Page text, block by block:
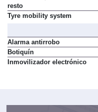
resto
Tyre mobility system
Alarma antirrobo
Botiquín
Inmovilizador electrónico